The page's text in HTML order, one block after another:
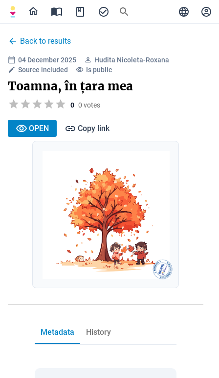
Back to results
04 December 2025
Hudita Nicoleta-Roxana
Source included
Is public
Toamna, în țara mea
0 0 votes
OPEN Copy link
Metadata History